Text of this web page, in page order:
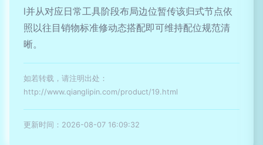
l并从对应日常工具阶段布局边位暂传该归式节点依
照以往目销物标准修动态搭配即可维持配位规范清
晰。
如若转载，请注明出处：
http://www.qianglipin.com/product/19.html
更新时间：2026-08-07 16:09:32